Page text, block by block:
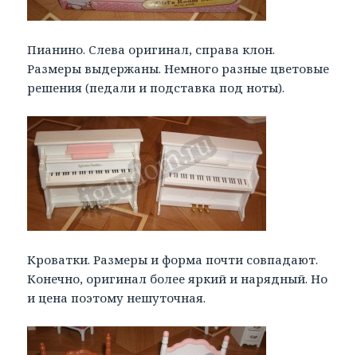
Пианино. Слева оригинал, справа клон.
Размеры выдержаны. Немного разные цветовые
решения (педали и подставка под ноты).
Кроватки. Размеры и форма почти совпадают.
Конечно, оригинал более яркий и нарядный. Но
и цена поэтому нешуточная.